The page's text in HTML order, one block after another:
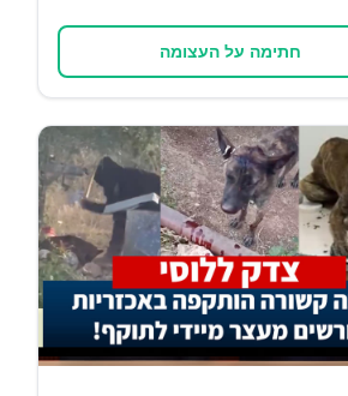
חתימה על העצומה